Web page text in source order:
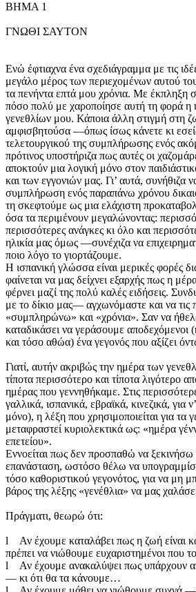
ΒΗΜΑ 1
ΓΝΩΘΙ ΣΑΥΤΟΝ
Ενώ έφτιαχνα ένα σχεδιάγραμμα με τις
μεγάλο μέρος των περιεχομένων αυτού
τα πενήντα επτά μου χρόνια. Με έκπληξη
πόσο πολύ με χαροποίησε αυτή τη φορά η
γενεθλίων μου. Κάποια άλλη στιγμή στη
αμφισβητούσα —όπως ίσως κάνετε κι
τελετουργικού της συμπλήρωσης ενός
πρότινος υποστήριζα πως αυτές οι
αποκτούν μια λογική μόνο στον
και των εγγονιών μας. Γι’ αυτά, συνήθιζα
συμπλήρωση ενός παραπάνω χρόνου
τη σκεφτούμε ως μια ελάχιστη
όσα τα περιμένουν μεγαλώνοντας:
περισσότερες ανάγκες κι όλο και
ηλικία μας όμως —συνέχιζα να
ποιο λόγο το γιορτάζουμε.
Η ισπανική γλώσσα είναι μερικές φορές
φαίνεται να μας δείχνει εξαρχής πως η
φέρνει μαζί της πολύ καλές ειδήσεις.
με το δίκιο μας— αγχωνόμαστε και να
«συμπληρώνω» και «χρόνια». Σαν να
καταδικάσει να γεράσουμε αποδεχόμενοι
και τόσο αθώα) ένα γεγονός που αξίζει
Γιατί, αυτήν ακριβώς την ημέρα των
τίποτα περισσότερο και τίποτα λιγότερο
ημέρας που γεννηθήκαμε. Στις
γαλλικά, ισπανικά, εβραϊκά, κινεζικά, για
μόνο), η λέξη που χρησιμοποιείται για τα
μεταφραστεί κυριολεκτικά ως: «ημέρα
επετείου».
Εννοείται πως δεν προσπαθώ να
επανάσταση, ωστόσο θέλω να
τόσο καθοριστικού γεγονότος, για να μη
βάρος της λέξης «γενέθλια» να μας
Πράγματι, θεωρώ ότι:
l Αν έχουμε καταλάβει πως η ζωή είναι
πρέπει να νιώθουμε ευχαριστημένοι που
l Αν έχουμε ανακαλύψει πως υπάρχουν
— κι ότι θα τα κάνουμε…